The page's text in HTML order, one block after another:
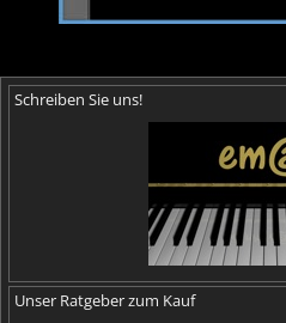
Schreiben Sie uns!
Unser Ratgeber zum Kauf